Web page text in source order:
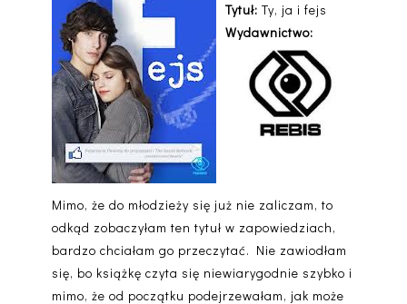
Tytuł: Ty, ja i fejs
Wydawnictwo:
Mimo, że do młodzieży się już nie zaliczam, to
odkąd zobaczyłam ten tytuł w zapowiedziach,
bardzo chciałam go przeczytać. Nie zawiodłam
się, bo książkę czyta się niewiarygodnie szybko i
mimo, że od początku podejrzewałam, jak może